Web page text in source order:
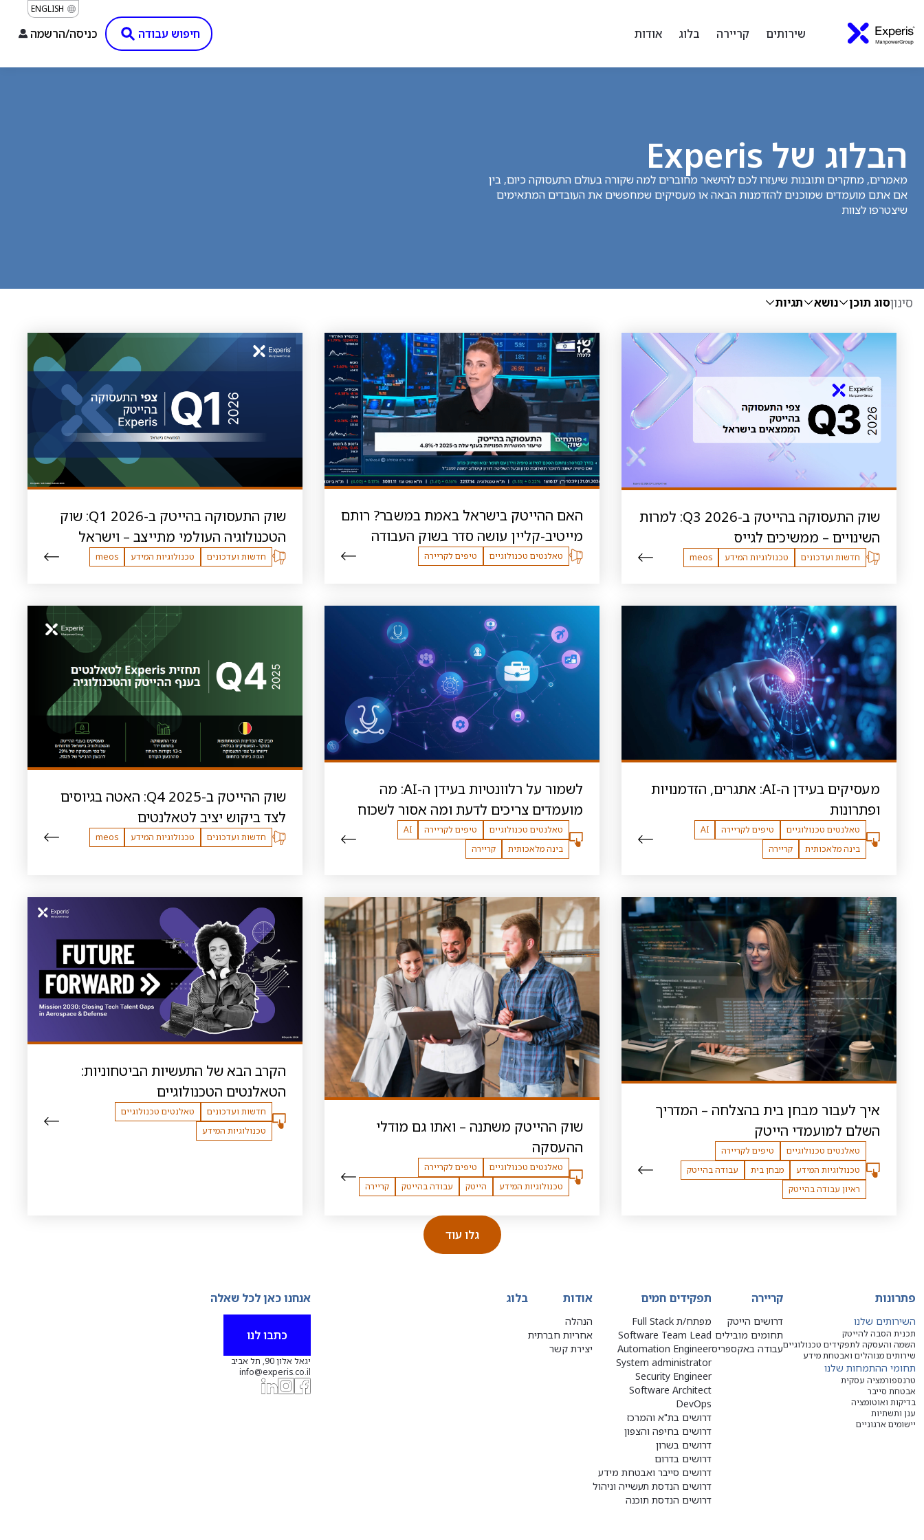
שירותים קריירה בלוג אודות חיפוש עבודה כניסה/הרשמה
ENGLISH
הבלוג של Experis
מאמרים, מחקרים ותובנות שיעזרו לכם להישאר מחוברים למה שקורה בעולם התעסוקה כיום, בין
אם אתם מועמדים שמוכנים להזדמנות הבאה או מעסיקים שמחפשים את העובדים המתאימים
שיצטרפו לצוות
סינוןסוג תוכן נושא תגיות
שוק התעסוקה בהייטק ב-Q3 2026: למרות
השינויים – ממשיכים לגייס
חדשות ועדכונים טכנולוגיות המידע meos
האם ההייטק בישראל באמת במשבר? רותם
מייטיב-קליין עושה סדר בשוק העבודה
טאלנטים טכנולוגיים טיפים לקריירה
שוק התעסוקה בהייטק ב-Q1 2026: שוק
הטכנולוגיה העולמי מתייצב – וישראל
נשארת חזקה
חדשות ועדכונים טכנולוגיות המידע meos
מעסיקים בעידן ה-AI: אתגרים, הזדמנויות
ופתרונות
טאלנטים טכנולוגיים טיפים לקריירה
AI
בינה מלאכותית
קריירה
לשמור על רלוונטיות בעידן ה-AI: מה
מועמדים צריכים לדעת ומה אסור לשכוח
טאלנטים טכנולוגיים טיפים לקריירה
AI
בינה מלאכותית
קריירה
שוק ההייטק ב-Q4 2025: האטה בגיוסים
לצד ביקוש יציב לטאלנטים
חדשות ועדכונים טכנולוגיות המידע meos
איך לעבור מבחן בית בהצלחה – המדריך
השלם למועמדי הייטק
טאלנטים טכנולוגיים
טיפים לקריירה
טכנולוגיות המידע
מבחן בית
עבודה בהייטק
ראיון עבודה בהייטק
שוק ההייטק משתנה – ואתו גם מודלי
ההעסקה
טאלנטים טכנולוגיים
טיפים לקריירה
טכנולוגיות המידע
הייטק עבודה בהייטק קריירה
הקרב הבא של התעשיות הביטחוניות:
הטאלנטים הטכנולוגיים
חדשות ועדכונים
טאלנטים טכנולוגיים
טכנולוגיות המידע
גלו עוד
פתרונות
השירותים שלנו
תכנית הסבה להייטק
השמה והעסקה לתפקידים טכנולוגיים
שירותים מנוהלים ואבטחת מידע
תחומי ההתמחות שלנו
טרנספורמציה עסקית
אבטחת סייבר
בדיקות ואוטומציה
ענן ותשתיות
יישומים ארגוניים
קריירה
דרושים הייטק
תחומים מובילים
עבודה באקספריס
תפקידים חמים
מפתח/ת Full Stack
Software Team Lead
Automation Engineer
System administrator
Security Engineer
Software Architect
DevOps
דרושים בת"א והמרכז
דרושים בחיפה והצפון
דרושים בשרון
דרושים בדרום
דרושים סייבר ואבטחת מידע
דרושים הנדסת תעשייה וניהול
דרושים הנדסת תוכנה
אודות
הנהלה
אחריות חברתית
יצירת קשר
בלוג אנחנו כאן לכל שאלה
כתבו לנו
יגאל אלון 90, תל אביב
info@experis.co.il